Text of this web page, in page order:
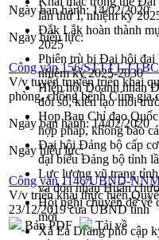
lần thứ I, nhiệm kỳ
Đắk Lắk hoàn thành
2025
Phiên trù bị Đại hội
nhiệm kỳ 2025-2030
Hiệp hội Doanh nhân
đổi số, kiến tạo môi
Họp Ban Chỉ đạo
hợp pháp, không báo
Đại hội Đảng bộ cấp
đại biểu Đảng bộ tỉnh
Lực lượng vũ trang
và đón nhận Huân
Hội nghị chuyên đề về
mới
Xã Ea Drăng phổ cập
Ngày ban hành:14/02/2020
Ngày hiệu lực:
Công văn 156/STTTT-
V/v tuyên truyền triển khai
phòng, chống bệnh Cúm gia
Ngày ban hành:14/02/2020
Ngày hiệu lực:
Công văn 1146/UBND-
V/v triển khai thực hiện
23/12/2019 của UBND tỉnh
Bản PDF
Tải về